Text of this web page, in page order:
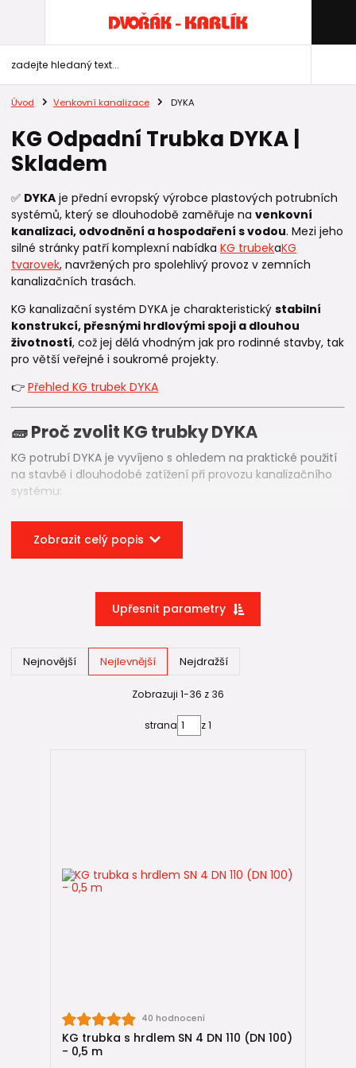
Úvod Venkovní kanalizace DYKA
KG Odpadní Trubka DYKA |
Skladem
✅ DYKA je přední evropský výrobce plastových potrubních
systémů, který se dlouhodobě zaměřuje na venkovní
kanalizaci, odvodnění a hospodaření s vodou. Mezi jeho
silné stránky patří komplexní nabídka KG trubekaKG
tvarovek, navržených pro spolehlivý provoz v zemních
kanalizačních trasách.
KG kanalizační systém DYKA je charakteristický stabilní
konstrukcí, přesnými hrdlovými spoji a dlouhou
životností, což jej dělá vhodným jak pro rodinné stavby, tak
pro větší veřejné i soukromé projekty.
👉 Přehled KG trubek DYKA
🧱 Proč zvolit KG trubky DYKA
KG potrubí DYKA je vyvíjeno s ohledem na praktické použití
na stavbě i dlouhodobé zatížení při provozu kanalizačního
systému:
✔️ stabilní a pevná konstrukce potrubí
✔️ hladký vnitřní povrch pro optimální průtok 💧
✔️ přesné hrdlové spoje s pryžovým těsněním
✔️ dlouhá životnost při správné pokládce
📐 KG trubky DYKA podle kruhové
tuhosti (SN)
SN 4 – standardní použití
KG trubky DYKA SN 4 jsou určeny pro
KG trubky DYKA SN 8 jsou vytvořeny pronáročnější
podmínky, kde je nad trasou větší zatížení — např. pod
DYKA nabízí široký výběr běžných dimenzí, aby kanalizaci
bylo možné navrhnout přesně podle skutečných potřeb:
Zobrazit celý popis
Upřesnit parametry
Nejnovější Nejlevnější Nejdražší
Zobrazuji 1-36 z 36
strana z 1
40 hodnocení
KG trubka s hrdlem SN 4 DN 110 (DN 100)
- 0,5 m